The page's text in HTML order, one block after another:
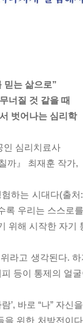
믿는 삶으로”
너질 것 같을 때
벗어나는 심리학
인 심리치료사
까』 최재훈 작가,
하는 시대다(출
록 우리는 스스로
위해 시작한 자
위라고 생각된다.
등이 통제의 얼
’, 바로 “나” 자
을 위한 처방전이